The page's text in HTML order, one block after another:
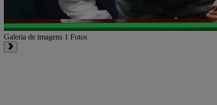
Galeria de imagens 1 Fotos